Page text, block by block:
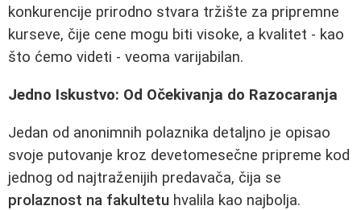
konkurencije prirodno stvara tržište za pripremne
kurseve, čije cene mogu biti visoke, a kvalitet - kao
što ćemo videti - veoma varijabilan.
Jedno Iskustvo: Od Očekivanja do Razocaranja
Jedan od anonimnih polaznika detaljno je opisao
svoje putovanje kroz devetomesečne pripreme kod
jednog od najtraženijih predavača, čija se
prolaznost na fakultetu hvalila kao najbolja.